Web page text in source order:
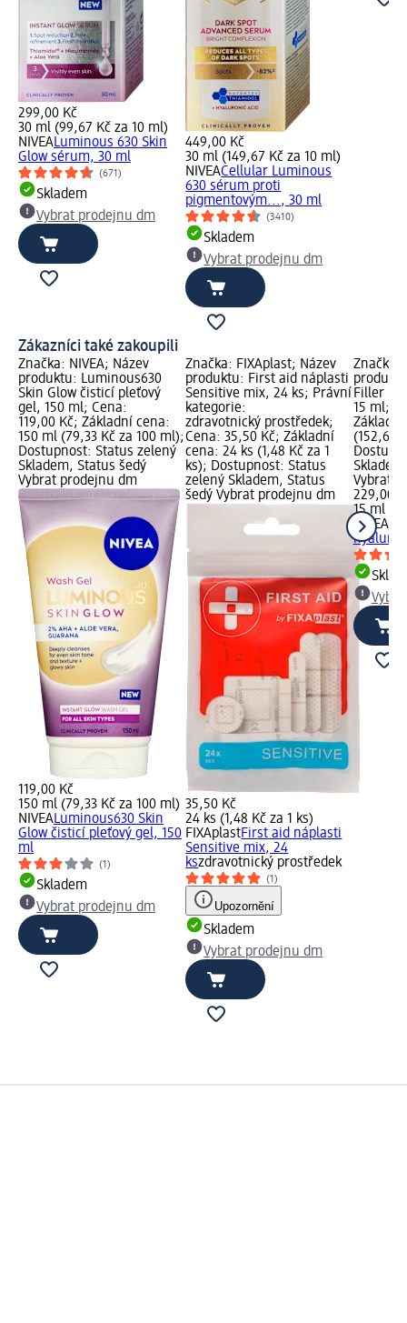
299,00 Kč
30 ml (99,67 Kč za 10 ml)
NIVEALuminous 630 Skin
Glow sérum, 30 ml
(671)
Skladem
Vybrat prodejnu dm
449,00 Kč
30 ml (149,67 Kč za 10 ml)
NIVEACellular Luminous
630 sérum proti
pigmentovým..., 30 ml
(3410)
Skladem
Vybrat prodejnu dm
Zákazníci také zakoupili
Značka: NIVEA; Název
produktu: Luminous630
Skin Glow čisticí pleťový
gel, 150 ml; Cena:
119,00 Kč; Základní cena:
150 ml (79,33 Kč za 100 ml);
Dostupnost: Status zelený
Skladem, Status šedý
Vybrat prodejnu dm
119,00 Kč
150 ml (79,33 Kč za 100 ml)
NIVEALuminous630 Skin
Glow čisticí pleťový gel, 150
ml
(1)
Skladem
Vybrat prodejnu dm
Značka: FIXAplast; Název
produktu: First aid náplasti
Sensitive mix, 24 ks; Právní
kategorie:
zdravotnický prostředek;
Cena: 35,50 Kč; Základní
cena: 24 ks (1,48 Kč za 1
ks); Dostupnost: Status
zelený Skladem, Status
šedý Vybrat prodejnu dm
35,50 Kč
24 ks (1,48 Kč za 1 ks)
FIXAplastFirst aid náplasti
Sensitive mix, 24
kszdravotnický prostředek
(1)
Upozornění
Skladem
Vybrat prodejnu dm
Značka:
Filler
15 ml;
(152,67
Vybrat
229,00
15 ml
NIVEA